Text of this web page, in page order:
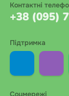
Контактні
+38 (095)
Підтримка
Соцмережі